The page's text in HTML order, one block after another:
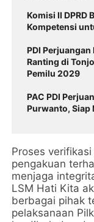
Komisi II DPRD
Kompetensi
PDI
Ranting di
Pemilu 2029
PAC PDI
Purwanto, Siap
Proses
pengakuan
menjaga
LSM Hati Kita
berbagai pihak
pelaksanaan